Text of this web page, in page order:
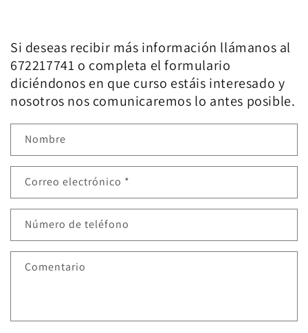
Si deseas recibir más información llámanos al
672217741 o completa el formulario
diciéndonos en que curso estáis interesado y
nosotros nos comunicaremos lo antes posible.
Nombre
Correo electrónico *
Número de teléfono
Comentario